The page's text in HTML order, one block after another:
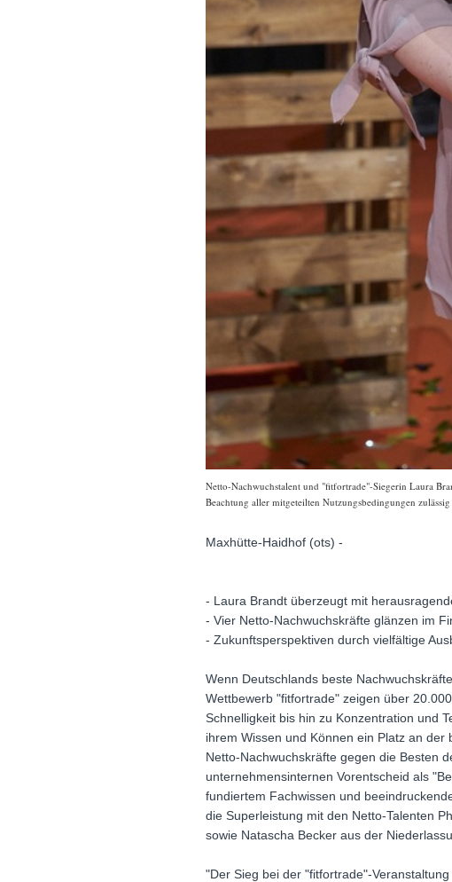
Netto-Nachwuchstalent und "fitfortrade"-Siegerin Laura
Beachtung aller mitgeteilten Nutzungsbedingungen
Maxhütte-Haidhof (ots) -
- Laura Brandt überzeugt mit
- Vier Netto-Nachwuchskräfte glänzen im
- Zukunftsperspektiven durch vielfältige
Wenn Deutschlands beste
Wettbewerb "fitfortrade" zeigen über
Schnelligkeit bis hin zu Konzentration und
ihrem Wissen und Können ein Platz an
Netto-Nachwuchskräfte gegen die Besten
unternehmensinternen Vorentscheid als
fundiertem Fachwissen und
die Superleistung mit den Netto-Talenten
sowie Natascha Becker aus der
"Der Sieg bei der "fitfortrade"-